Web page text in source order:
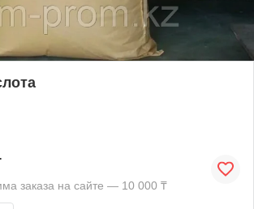
заказа на сайте — 10 000 ₸